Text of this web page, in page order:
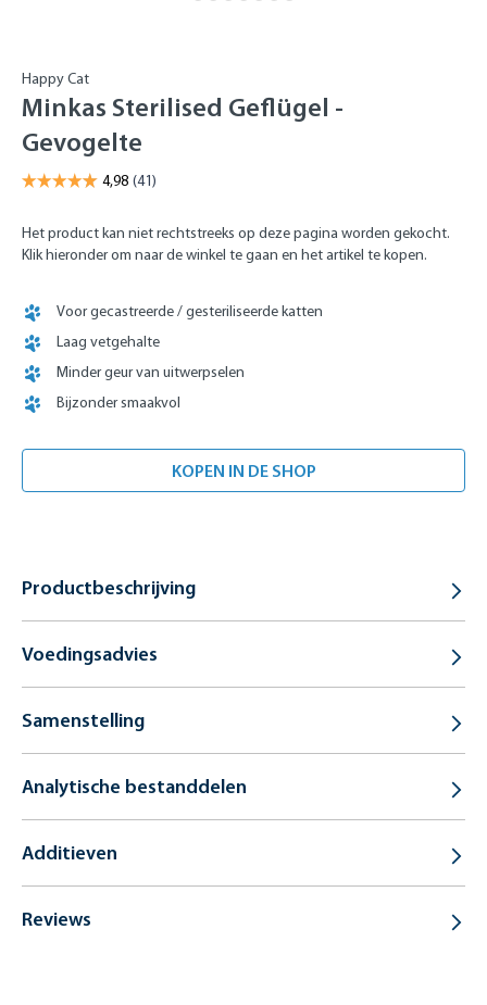
Happy Cat
Minkas Sterilised Geflügel -
Gevogelte
Het product kan niet rechtstreeks op deze pagina worden gekocht.
Klik hieronder om naar de winkel te gaan en het artikel te kopen.
Voor gecastreerde / gesteriliseerde katten
Laag vetgehalte
Minder geur van uitwerpselen
Bijzonder smaakvol
KOPEN IN DE SHOP
Productbeschrijving
Voedingsadvies
Samenstelling
Analytische bestanddelen
Additieven
Reviews